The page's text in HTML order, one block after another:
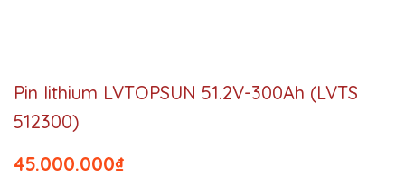
Pin lithium LVTOPSUN 51.2V-300Ah (LVTS
512300)
₫
45.000.000